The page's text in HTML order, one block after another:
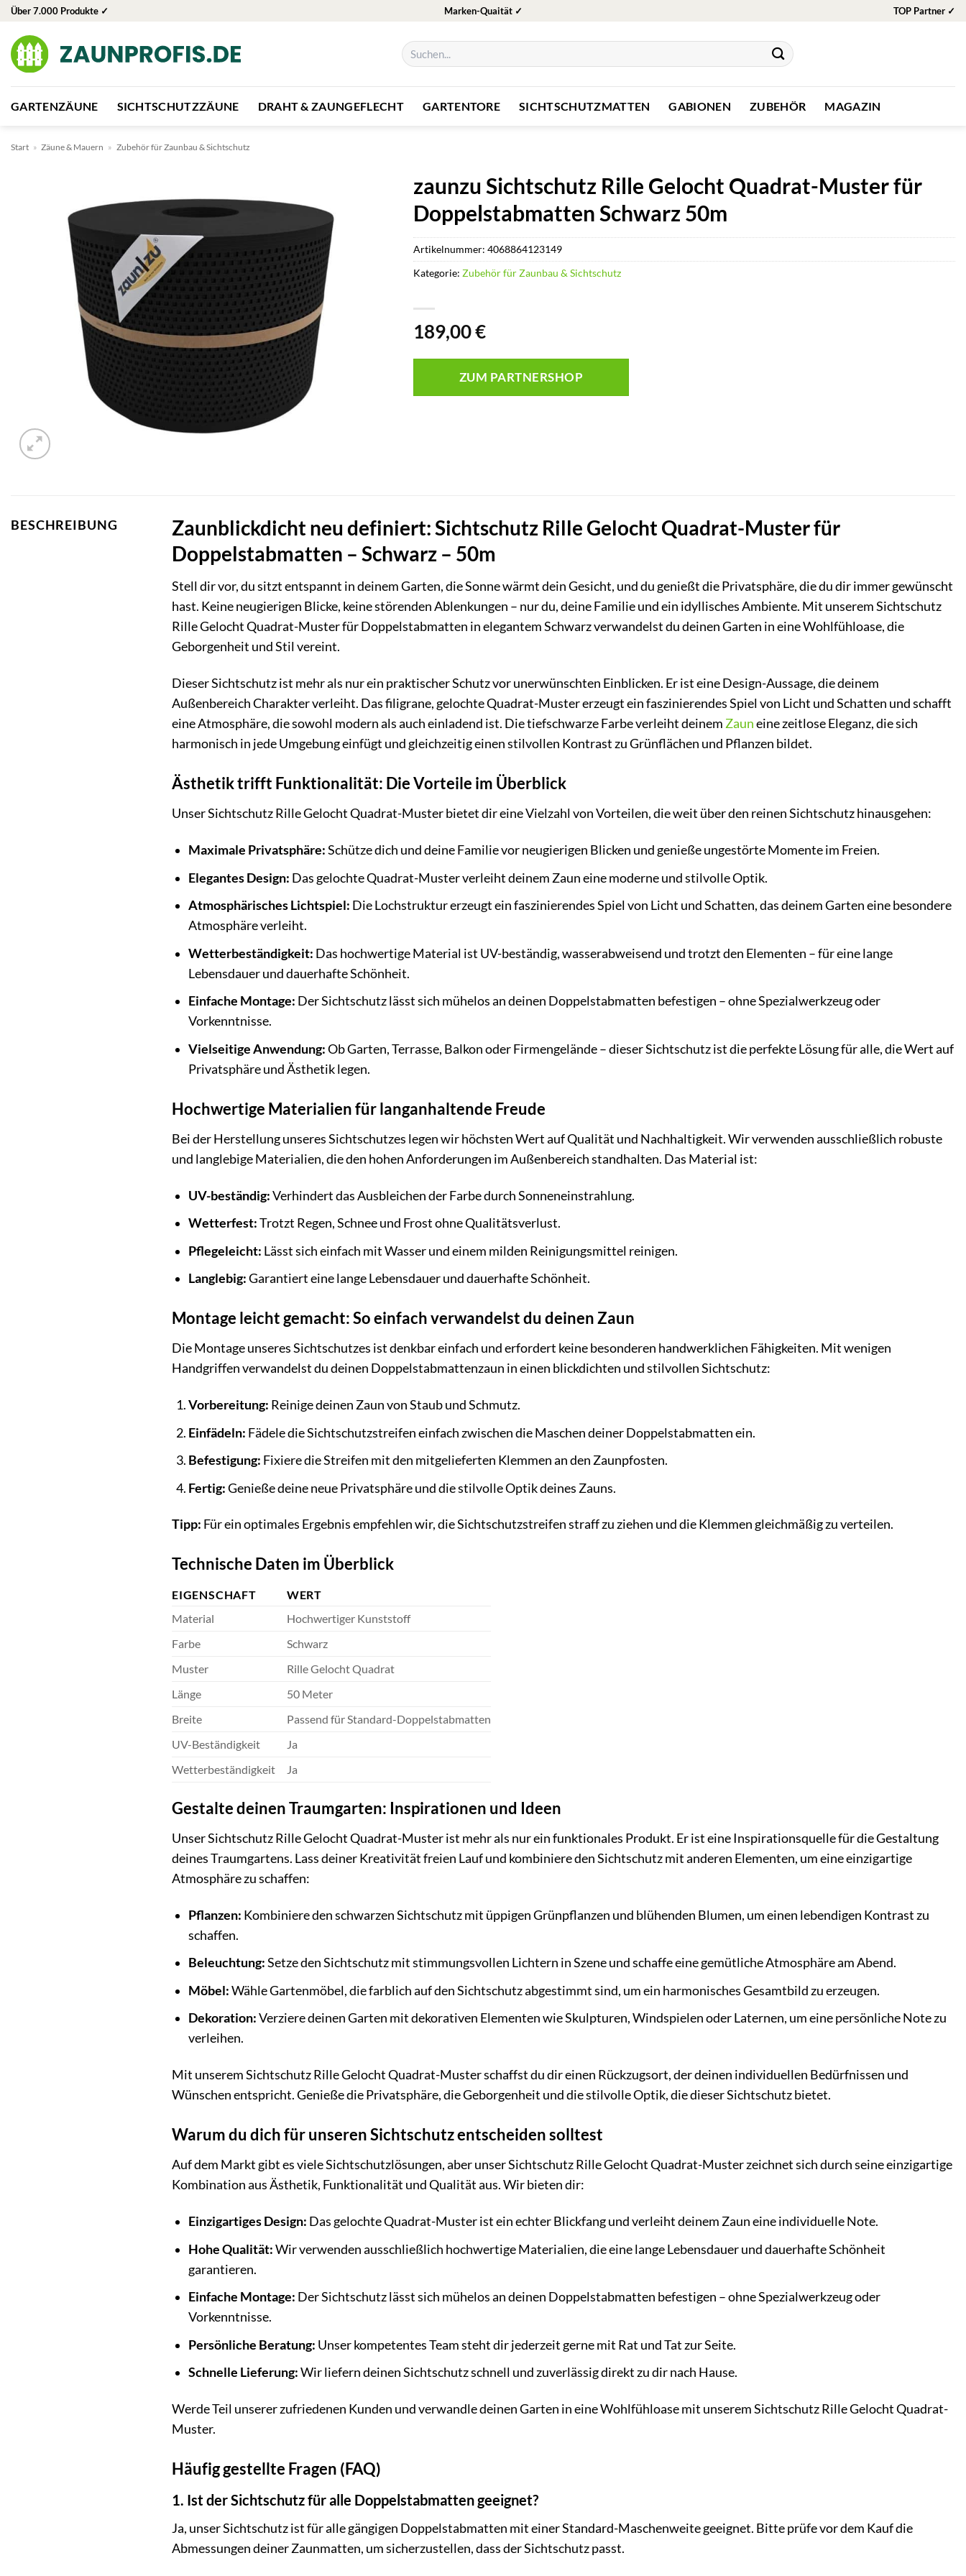
Zum
springen
Über 7.000 Produkte ✓ Marken-Quaität ✓ TOP Partner ✓
Suchen
nach:
GARTENZÄUNE SICHTSCHUTZZÄUNE DRAHT & ZAUNGEFLECHT GARTENTORE SICHTSCHUTZMATTEN GABIONEN ZUBEHÖR MAGAZIN
Start » Zäune & Mauern » Zubehör für Zaunbau & Sichtschutz
zaunzu Sichtschutz Rille Gelocht Quadrat-Muster für
Doppelstabmatten Schwarz 50m
189,00€
ZUM PARTNERSHOP
Artikelnummer: 4068864123149
Kategorie: Zubehör für Zaunbau & Sichtschutz
BESCHREIBUNG
Zaunblickdicht neu definiert: Sichtschutz Rille Gelocht Quadrat-Muster für
Doppelstabmatten – Schwarz – 50m
Stell dir vor, du sitzt entspannt in deinem Garten, die Sonne wärmt dein Gesicht, und du genießt die Privatsphäre, die du dir immer gewünscht
hast. Keine neugierigen Blicke, keine störenden Ablenkungen – nur du, deine Familie und ein idyllisches Ambiente. Mit unserem Sichtschutz
Rille Gelocht Quadrat-Muster für Doppelstabmatten in elegantem Schwarz verwandelst du deinen Garten in eine Wohlfühloase, die
Geborgenheit und Stil vereint.
Dieser Sichtschutz ist mehr als nur ein praktischer Schutz vor unerwünschten Einblicken. Er ist eine Design-Aussage, die deinem
Außenbereich Charakter verleiht. Das filigrane, gelochte Quadrat-Muster erzeugt ein faszinierendes Spiel von Licht und Schatten und schafft
eine Atmosphäre, die sowohl modern als auch einladend ist. Die tiefschwarze Farbe verleiht deinemZauneine zeitlose Eleganz, die sich
harmonisch in jede Umgebung einfügt und gleichzeitig einen stilvollen Kontrast zu Grünflächen und Pflanzen bildet.
Ästhetik trifft Funktionalität: Die Vorteile im Überblick
Unser Sichtschutz Rille Gelocht Quadrat-Muster bietet dir eine Vielzahl von Vorteilen, die weit über den reinen Sichtschutz hinausgehen:
Maximale Privatsphäre:Schütze dich und deine Familie vor neugierigen Blicken und genieße ungestörte Momente im Freien.
Elegantes Design: Das gelochte Quadrat-Muster verleiht deinem Zaun eine moderne und stilvolle Optik.
Atmosphärisches Lichtspiel: Die Lochstruktur erzeugt ein faszinierendes Spiel von Licht und Schatten, das deinem Garten eine besondere
Atmosphäre verleiht.
Wetterbeständigkeit: Das hochwertige Material ist UV-beständig, wasserabweisend und trotzt den Elementen – für eine lange
Lebensdauer und dauerhafte Schönheit.
Einfache Montage: Der Sichtschutz lässt sich mühelos an deinen Doppelstabmatten befestigen – ohne Spezialwerkzeug oder
Vorkenntnisse.
Vielseitige Anwendung:Ob Garten, Terrasse, Balkon oder Firmengelände – dieser Sichtschutz ist die perfekte Lösung für alle, die Wert auf
Privatsphäre und Ästhetik legen.
Hochwertige Materialien für langanhaltende Freude
Bei der Herstellung unseres Sichtschutzes legen wir höchsten Wert auf Qualität und Nachhaltigkeit. Wir verwenden ausschließlich robuste
und langlebige Materialien, die den hohen Anforderungen im Außenbereich standhalten. Das Material ist:
UV-beständig:Verhindert das Ausbleichen der Farbe durch Sonneneinstrahlung.
Wetterfest:Trotzt Regen, Schnee und Frost ohne Qualitätsverlust.
Pflegeleicht: Lässt sich einfach mit Wasser und einem milden Reinigungsmittel reinigen.
Langlebig:Garantiert eine lange Lebensdauer und dauerhafte Schönheit.
Montage leicht gemacht: So einfach verwandelst du deinen Zaun
Die Montage unseres Sichtschutzes ist denkbar einfach und erfordert keine besonderen handwerklichen Fähigkeiten. Mit wenigen
Handgriffen verwandelst du deinen Doppelstabmattenzaun in einen blickdichten und stilvollen Sichtschutz:
Vorbereitung: Reinige deinen Zaun von Staub und Schmutz.
Einfädeln: Fädele die Sichtschutzstreifen einfach zwischen die Maschen deiner Doppelstabmatten ein.
Befestigung: Fixiere die Streifen mit den mitgelieferten Klemmen an den Zaunpfosten.
Fertig:Genieße deine neue Privatsphäre und die stilvolle Optik deines Zauns.
Tipp: Für ein optimales Ergebnis empfehlen wir, die Sichtschutzstreifen straff zu ziehen und die Klemmen gleichmäßig zu verteilen.
Technische Daten im Überblick
EIGENSCHAFT
WERT
Material
Hochwertiger Kunststoff
Farbe
Schwarz
Muster
Rille Gelocht Quadrat
Länge
50 Meter
Breite
Passend für Standard-Doppelstabmatten
UV-Beständigkeit
Ja
Wetterbeständigkeit
Ja
Gestalte deinen Traumgarten: Inspirationen und Ideen
Unser Sichtschutz Rille Gelocht Quadrat-Muster ist mehr als nur ein funktionales Produkt. Er ist eine Inspirationsquelle für die Gestaltung
deines Traumgartens. Lass deiner Kreativität freien Lauf und kombiniere den Sichtschutz mit anderen Elementen, um eine einzigartige
Atmosphäre zu schaffen:
Pflanzen: Kombiniere den schwarzen Sichtschutz mit üppigen Grünpflanzen und blühenden Blumen, um einen lebendigen Kontrast zu
schaffen.
Beleuchtung:Setze den Sichtschutz mit stimmungsvollen Lichtern in Szene und schaffe eine gemütliche Atmosphäre am Abend.
Möbel:Wähle Gartenmöbel, die farblich auf den Sichtschutz abgestimmt sind, um ein harmonisches Gesamtbild zu erzeugen.
Dekoration:Verziere deinen Garten mit dekorativen Elementen wie Skulpturen, Windspielen oder Laternen, um eine persönliche Note zu
verleihen.
Mit unserem Sichtschutz Rille Gelocht Quadrat-Muster schaffst du dir einen Rückzugsort, der deinen individuellen Bedürfnissen und
Wünschen entspricht. Genieße die Privatsphäre, die Geborgenheit und die stilvolle Optik, die dieser Sichtschutz bietet.
Warum du dich für unseren Sichtschutz entscheiden solltest
Auf dem Markt gibt es viele Sichtschutzlösungen, aber unser Sichtschutz Rille Gelocht Quadrat-Muster zeichnet sich durch seine einzigartige
Kombination aus Ästhetik, Funktionalität und Qualität aus. Wir bieten dir:
Einzigartiges Design: Das gelochte Quadrat-Muster ist ein echter Blickfang und verleiht deinem Zaun eine individuelle Note.
Hohe Qualität:Wir verwenden ausschließlich hochwertige Materialien, die eine lange Lebensdauer und dauerhafte Schönheit
garantieren.
Einfache Montage: Der Sichtschutz lässt sich mühelos an deinen Doppelstabmatten befestigen – ohne Spezialwerkzeug oder
Vorkenntnisse.
Persönliche Beratung: Unser kompetentes Team steht dir jederzeit gerne mit Rat und Tat zur Seite.
Schnelle Lieferung:Wir liefern deinen Sichtschutz schnell und zuverlässig direkt zu dir nach Hause.
Werde Teil unserer zufriedenen Kunden und verwandle deinen Garten in eine Wohlfühloase mit unserem Sichtschutz Rille Gelocht Quadrat-
Muster.
Häufig gestellte Fragen (FAQ)
1. Ist der Sichtschutz für alle Doppelstabmatten geeignet?
Ja, unser Sichtschutz ist für alle gängigen Doppelstabmatten mit einer Standard-Maschenweite geeignet. Bitte prüfe vor dem Kauf die
Abmessungen deiner Zaunmatten, um sicherzustellen, dass der Sichtschutz passt.